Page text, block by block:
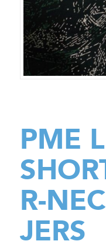
PME
R-
JERS